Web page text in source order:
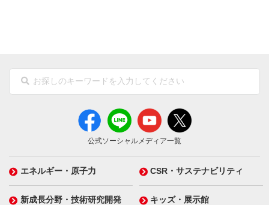
公式ソーシャルメディア一覧
エネルギー・原子力 CSR・サステナビリティ
新成長分野・技術研究開発 キッズ・展示館